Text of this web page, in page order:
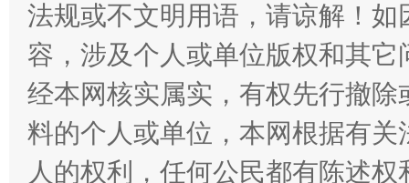
法规或不文明用语，请谅解！
容，涉及个人或单位版权和其它
经本网核实属实，有权先行撤
料的个人或单位，本网根据有
人的权利，任何公民都有陈述